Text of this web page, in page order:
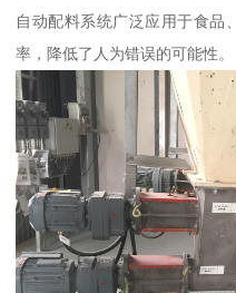
自动配料系统广泛应用于食品
率，降低了人为错误的可能性。